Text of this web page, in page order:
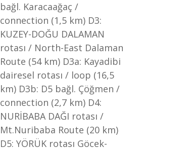
bağl. Karacaağaç /
connection (1,5 km) D3:
KUZEY-DOĞU DALAMAN
rotası / North-East Dalaman
Route (54 km) D3a: Kayadibi
dairesel rotası / loop (16,5
km) D3b: D5 bağl. Çöğmen /
connection (2,7 km) D4:
NURİBABA DAĞI rotası /
Mt.Nuribaba Route (20 km)
D5: YÖRÜK rotası Göcek-